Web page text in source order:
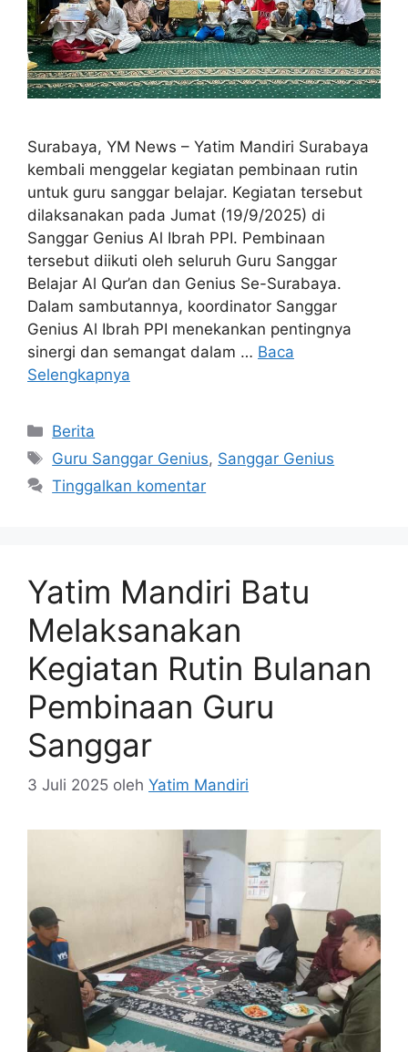
Surabaya, YM News – Yatim Mandiri Surabaya
kembali menggelar kegiatan pembinaan rutin
untuk guru sanggar belajar. Kegiatan tersebut
dilaksanakan pada Jumat (19/9/2025) di
Sanggar Genius Al Ibrah PPI. Pembinaan
tersebut diikuti oleh seluruh Guru Sanggar
Belajar Al Qur’an dan Genius Se-Surabaya.
Dalam sambutannya, koordinator Sanggar
Genius Al Ibrah PPI menekankan pentingnya
sinergi dan semangat dalam … Baca
Selengkapnya
Berita
Guru Sanggar Genius, Sanggar Genius
Tinggalkan komentar
Yatim Mandiri Batu
Melaksanakan
Kegiatan Rutin Bulanan
Pembinaan Guru
Sanggar
3 Juli 2025 oleh Yatim Mandiri